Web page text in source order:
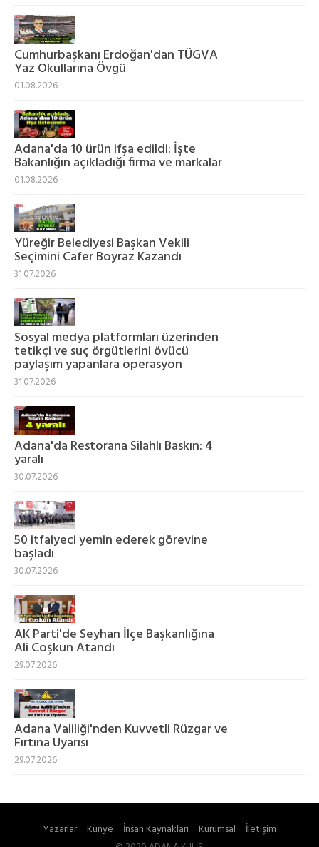
Cumhurbaşkanı Erdoğan'dan TÜGVA
Yaz Okullarına Övgü
01.08.2026
Adana'da 10 ürün ifşa edildi: İşte
Bakanlığın açıkladığı firma ve markalar
01.08.2026
Yüreğir Belediyesi Başkan Vekili
Seçimini Cafer Boyraz Kazandı
31.07.2026
Sosyal medya platformları üzerinden
tetikçi ve suç örgütlerini övücü
paylaşım yapanlara operasyon
31.07.2026
Adana'da Restorana Silahlı Baskın: 4
yaralı
30.07.2026
50 itfaiyeci yemin ederek görevine
başladı
30.07.2026
AK Parti'de Seyhan İlçe Başkanlığına
Ali Coşkun Atandı
29.07.2026
Adana Valiliği'nden Kuvvetli Rüzgar ve
Fırtına Uyarısı
29.07.2026
Yazarlar Künye İnsan Kaynakları Kurumsal İletişim